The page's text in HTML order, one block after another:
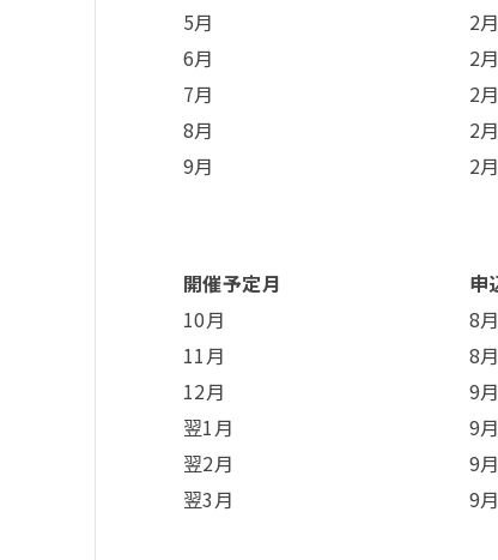
5月
2
6月
2
7月
2
8月
2
9月
2
開催予定月
申
10月
8
11月
8
12月
9
翌1月
9
翌2月
9
翌3月
9